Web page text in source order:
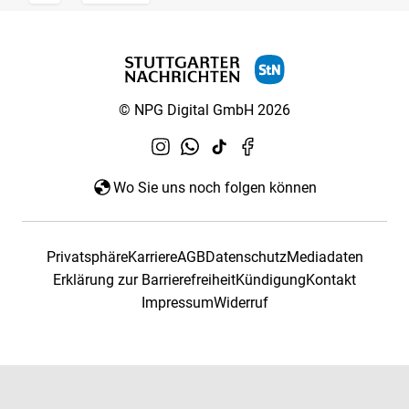
© NPG Digital GmbH 2026
Wo Sie uns noch folgen können
PrivatsphäreKarriereAGBDatenschutzMediadaten
Erklärung zur BarrierefreiheitKündigungKontakt
ImpressumWiderruf